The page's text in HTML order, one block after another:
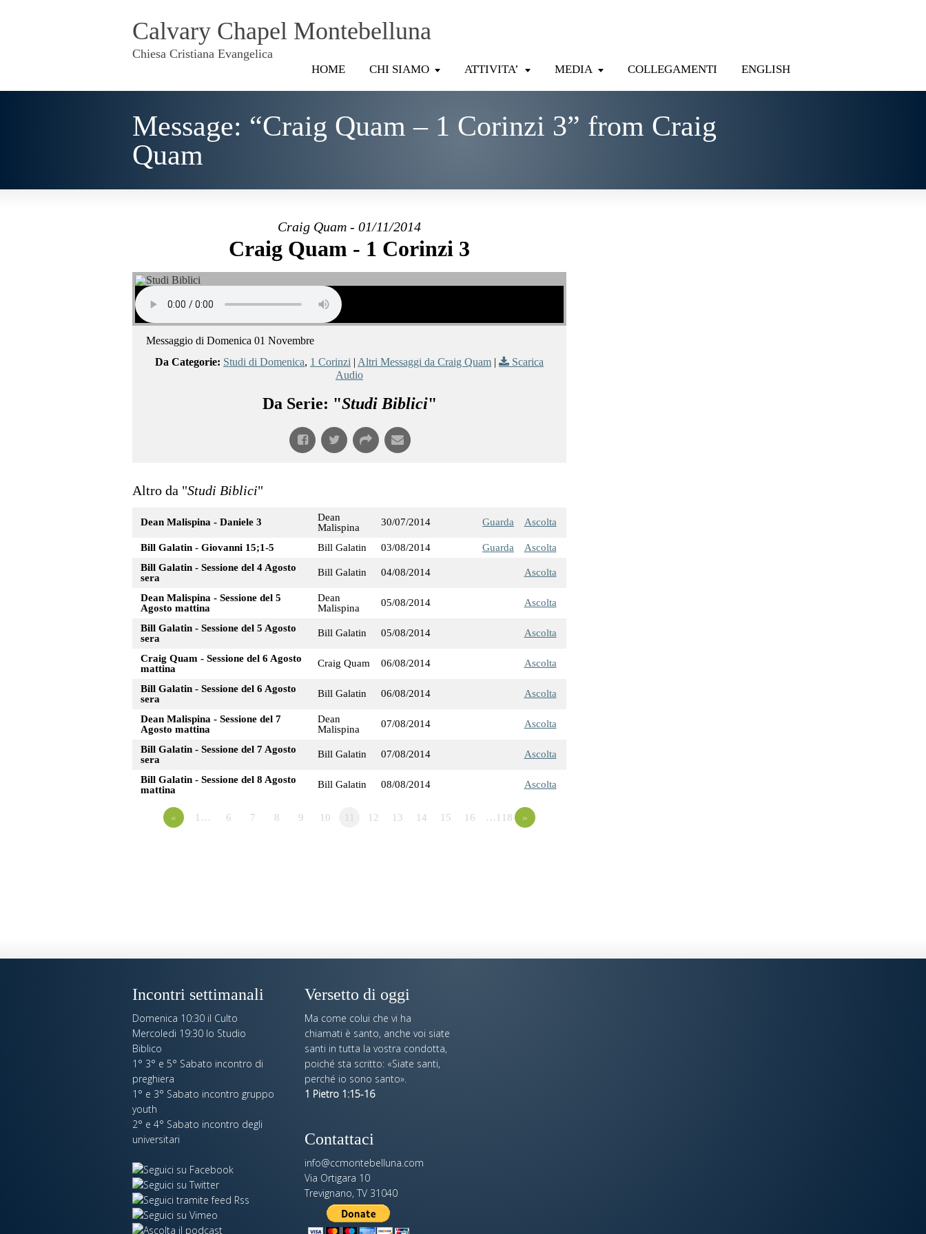
Calvary Chapel Montebelluna
Chiesa Cristiana Evangelica
HOME CHI SIAMO ATTIVITA’ MEDIA COLLEGAMENTI ENGLISH
Message: “Craig Quam – 1 Corinzi 3” from Craig
Quam
Craig Quam - 01/11/2014
Craig Quam - 1 Corinzi 3
Messaggio di Domenica 01 Novembre
Da Categorie: Studi di Domenica, 1 Corinzi | Altri Messaggi da Craig Quam |
Scarica
Audio
Da Serie: "Studi Biblici"
Altro da "Studi Biblici"
Dean Malispina - Daniele 3
Dean
Malispina
30/07/2014 Guarda Ascolta
Bill Galatin - Giovanni 15;1-5 Bill Galatin 03/08/2014 Guarda
Ascolta
Bill Galatin - Sessione del 4 Agosto
sera
Bill Galatin 04/08/2014 Ascolta
Dean Malispina - Sessione del 5
Agosto mattina
Dean
Malispina
05/08/2014 Ascolta
Bill Galatin - Sessione del 5 Agosto
sera
Bill Galatin 05/08/2014 Ascolta
Craig Quam - Sessione del 6 Agosto
mattina
Craig Quam 06/08/2014 Ascolta
Bill Galatin - Sessione del 6 Agosto
sera
Bill Galatin 06/08/2014 Ascolta
Dean Malispina - Sessione del 7
Agosto mattina
Dean
Malispina
07/08/2014 Ascolta
Bill Galatin - Sessione del 7 Agosto
sera
Bill Galatin 07/08/2014 Ascolta
Bill Galatin - Sessione del 8 Agosto
mattina
Bill Galatin 08/08/2014 Ascolta
« 1… 6 7 8 9 10 12 13 14 15 16 …118 »
Incontri settimanali
Domenica 10:30 il Culto
Mercoledi 19:30 lo Studio
Biblico
1° 3° e 5° Sabato incontro di
preghiera
1° e 3° Sabato incontro gruppo
youth
2° e 4° Sabato incontro degli
universitari
Versetto di oggi
Ma come colui che vi ha
chiamati è santo, anche voi siate
santi in tutta la vostra condotta,
poiché sta scritto: «Siate santi,
perché io sono santo».
1 Pietro 1:15-16
Contattaci
info@ccmontebelluna.com
Via Ortigara 10
Trevignano, TV 31040